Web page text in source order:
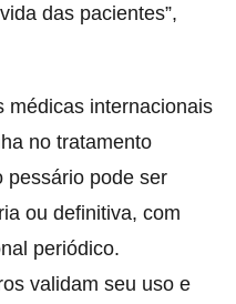
das pacientes”,
médicas internacionais
no tratamento
pessário pode ser
ou definitiva, com
periódico.
validam seu uso e